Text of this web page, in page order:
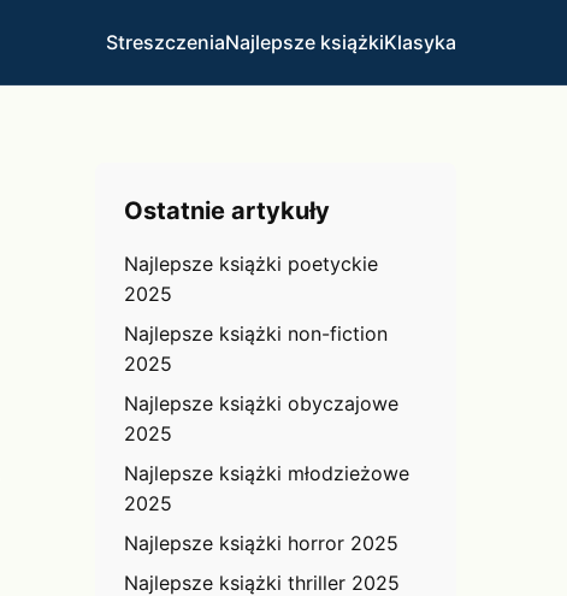
StreszczeniaNajlepsze książkiKlasyka
Ostatnie artykuły
Najlepsze książki poetyckie
2025
Najlepsze książki non-fiction
2025
Najlepsze książki obyczajowe
2025
Najlepsze książki młodzieżowe
2025
Najlepsze książki horror 2025
Najlepsze książki thriller 2025